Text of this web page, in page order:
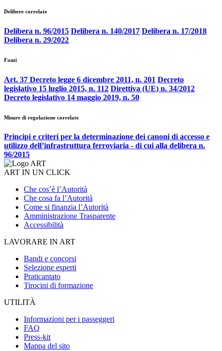
Delibere correlate
Delibera n. 96/2015 Delibera n. 140/2017 Delibera n. 17/2018
Delibera n. 29/2022
Fonti
Art. 37 Decreto legge 6 dicembre 2011, n. 201 Decreto
legislativo 15 luglio 2015, n. 112 Direttiva (UE) n. 34/2012
Decreto legislativo 14 maggio 2019, n. 50
Misure di regolazione correlate
Principi e criteri per la determinazione dei canoni di accesso e
utilizzo dell’infrastruttura ferroviaria - di cui alla delibera n.
96/2015
ART IN UN CLICK
Che cos’è l’Autorità
Che cosa fa l’Autorità
Come si finanzia l’Autorità
Amministrazione Trasparente
Accessibilità
LAVORARE IN ART
Bandi e concorsi
Selezione esperti
Praticantato
Tirocini di formazione
UTILITÀ
Informazioni per i passeggeri
FAQ
Press-kit
Mappa del sito